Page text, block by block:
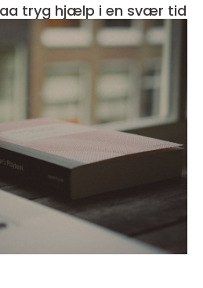
Bedemand aabenraa tryg hjælp i en svær tid